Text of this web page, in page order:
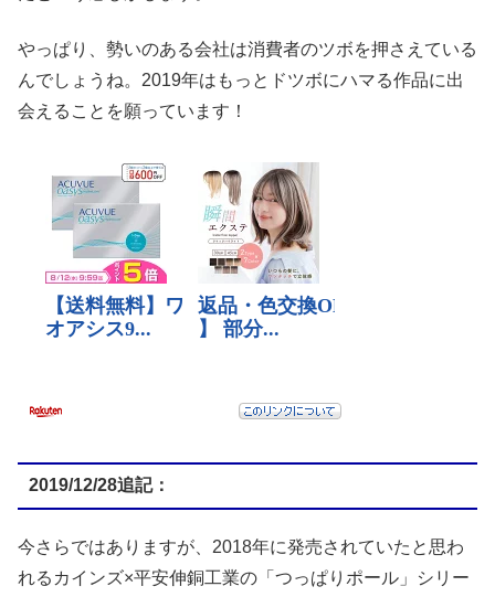
やっぱり、勢いのある会社は消費者のツボを押さえている
んでしょうね。2019年はもっとドツボにハマる作品に出
会えることを願っています！
2019/12/28追記：
今さらではありますが、2018年に発売されていたと思わ
れるカインズ×平安伸銅工業の「つっぱりポール」シリー